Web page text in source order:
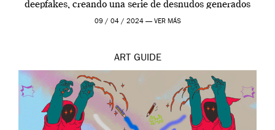
deepfakes, creando una serie de desnudos generados
por […]
09 / 04 / 2024 — VER MÁS
ART GUIDE